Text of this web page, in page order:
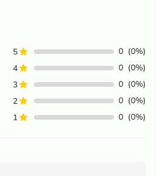
5 0 (0%)
4
0 (0%)
3
0 (0%)
2
0 (0%)
1
0 (0%)